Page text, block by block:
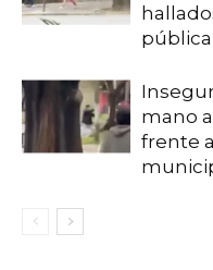
pública
mano
frente